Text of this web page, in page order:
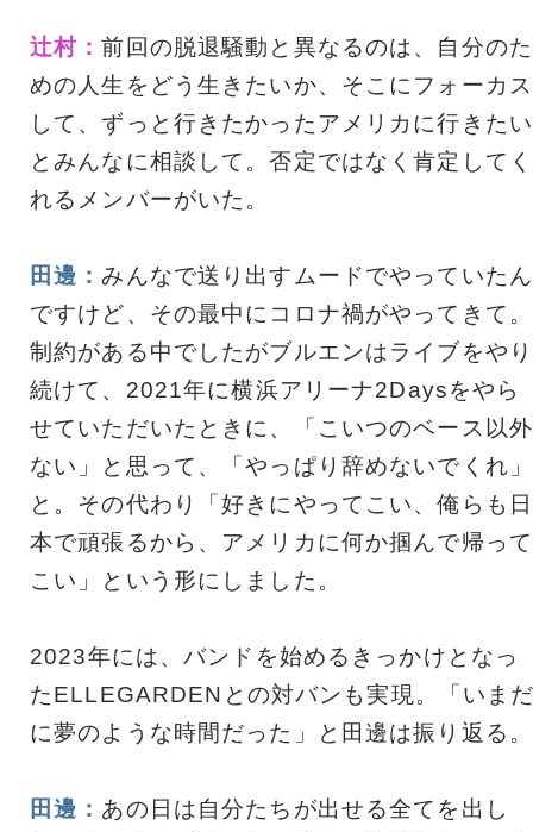
辻村：前回の脱退騒動と異なるのは、自分のた
めの人生をどう生きたいか、そこにフォーカス
して、ずっと行きたかったアメリカに行きたい
とみんなに相談して。否定ではなく肯定してく
れるメンバーがいた。
田邊：みんなで送り出すムードでやっていたん
ですけど、その最中にコロナ禍がやってきて。
制約がある中でしたがブルエンはライブをやり
続けて、2021年に横浜アリーナ2Daysをやら
せていただいたときに、「こいつのベース以外
ない」と思って、「やっぱり辞めないでくれ」
と。その代わり「好きにやってこい、俺らも日
本で頑張るから、アメリカに何か掴んで帰って
こい」という形にしました。
2023年には、バンドを始めるきっかけとなっ
たELLEGARDENとの対バンも実現。「いま
に夢のような時間だった」と田邊は振り返る。
田邊： あの日は自分たちが出せる全てを出し